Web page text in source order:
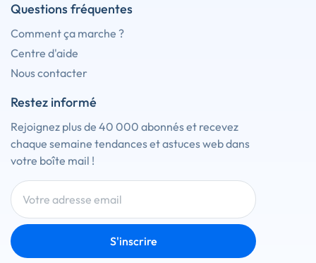
Questions fréquentes
Comment ça marche ?
Centre d'aide
Nous contacter
Restez informé
Rejoignez plus de 40 000 abonnés et recevez
chaque semaine tendances et astuces web dans
votre boîte mail !
S'inscrire